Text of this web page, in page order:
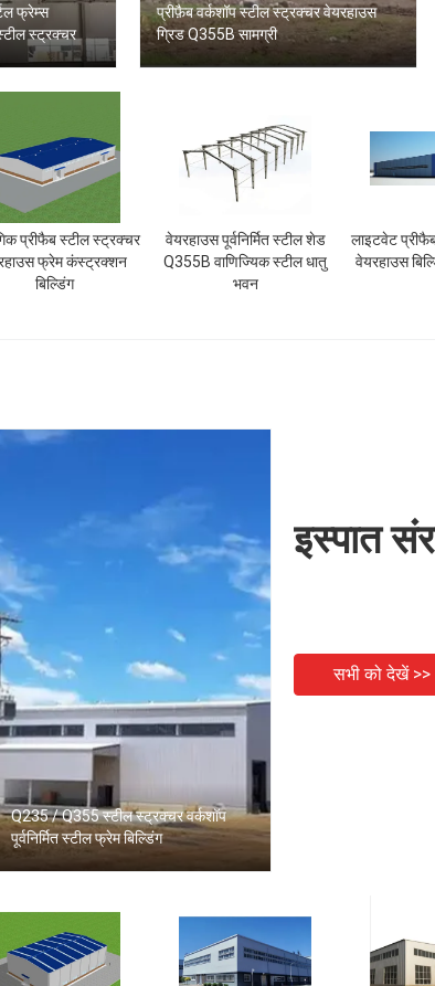
फ्रेम्स
स्ट्रक्चर
प्रीफ़ैब वर्कशॉप स्टील स्ट्रक्चर वेयरहाउस
ग्रिड Q355B सामग्री
प्रीफैब स्टील स्ट्रक्चर
फ्रेम कंस्ट्रक्शन
बिल्डिंग
वेयरहाउस पूर्वनिर्मित स्टील शेड
Q355B वाणिज्यिक स्टील धातु
भवन
लाइटवेट
वेयरहाउस
Q235 / Q355 स्टील स्ट्रक्चर वर्कशॉप
पूर्वनिर्मित स्टील फ्रेम बिल्डिंग
इस्पात
सभी को देखें >>